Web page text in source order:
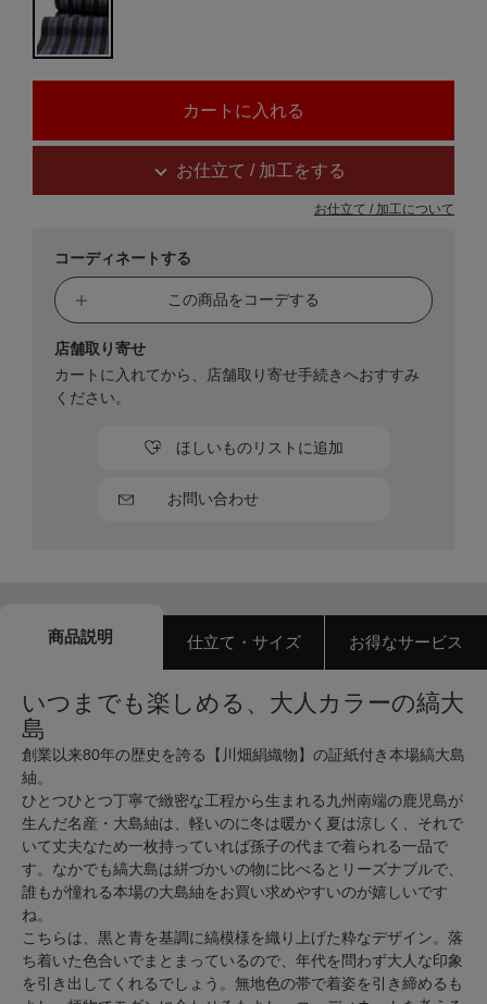
お仕立て / 加工をする
お仕立て / 加工について
コーディネートする
この商品をコーデする
お問い合わせ
ほしいものリストに追加
店舗取り寄せ
カートに入れてから、店舗取り寄せ手続きへおすすみ
ください。
商品説明 仕立て・サイズ お得なサービス
いつまでも楽しめる、大人カラーの縞大
島
創業以来80年の歴史を誇る【川畑絹織物】の証紙付き本場縞大島
紬。
ひとつひとつ丁寧で緻密な工程から生まれる九州南端の鹿児島が
生んだ名産・大島紬は、軽いのに冬は暖かく夏は涼しく、それで
いて丈夫なため一枚持っていれば孫子の代まで着られる一品で
す。なかでも縞大島は絣づかいの物に比べるとリーズナブルで、
誰もが憧れる本場の大島紬をお買い求めやすいのが嬉しいです
ね。
こちらは、黒と青を基調に縞模様を織り上げた粋なデザイン。落
ち着いた色合いでまとまっているので、年代を問わず大人な印象
を引き出してくれるでしょう。無地色の帯で着姿を引き締めるも